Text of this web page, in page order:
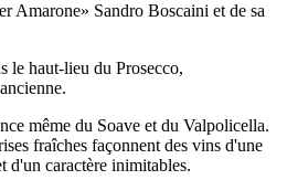
Amarone» Sandro Boscaini et de sa
le haut-lieu du Prosecco,
même du Soave et du Valpolicella.
fraîches façonnent des vins d'une
d'un caractère inimitables.